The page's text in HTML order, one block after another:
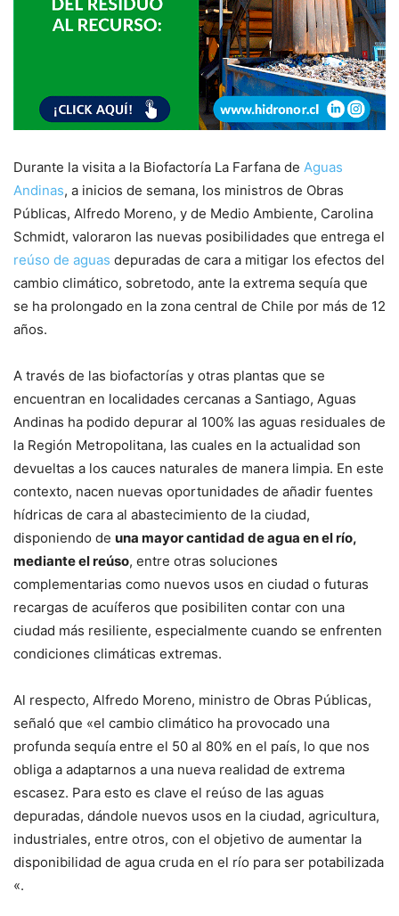
Durante la visita a la Biofactoría La Farfana de Aguas
Andinas, a inicios de semana, los ministros de Obras
Públicas, Alfredo Moreno, y de Medio Ambiente, Carolina
Schmidt, valoraron las nuevas posibilidades que entrega el
reúso de aguas depuradas de cara a mitigar los efectos del
cambio climático, sobretodo, ante la extrema sequía que
se ha prolongado en la zona central de Chile por más de 12
años.
A través de las biofactorías y otras plantas que se
encuentran en localidades cercanas a Santiago, Aguas
Andinas ha podido depurar al 100% las aguas residuales de
la Región Metropolitana, las cuales en la actualidad son
devueltas a los cauces naturales de manera limpia. En este
contexto, nacen nuevas oportunidades de añadir fuentes
hídricas de cara al abastecimiento de la ciudad,
disponiendo de una mayor cantidad de agua en el río,
mediante el reúso, entre otras soluciones
complementarias como nuevos usos en ciudad o futuras
recargas de acuíferos que posibiliten contar con una
ciudad más resiliente, especialmente cuando se enfrenten
condiciones climáticas extremas.
Al respecto, Alfredo Moreno, ministro de Obras Públicas,
señaló que «el cambio climático ha provocado una
profunda sequía entre el 50 al 80% en el país, lo que nos
obliga a adaptarnos a una nueva realidad de extrema
escasez. Para esto es clave el reúso de las aguas
depuradas, dándole nuevos usos en la ciudad, agricultura,
industriales, entre otros, con el objetivo de aumentar la
disponibilidad de agua cruda en el río para ser potabilizada
«.